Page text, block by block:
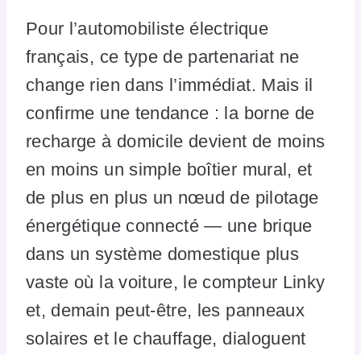
Pour l’automobiliste électrique
français, ce type de partenariat ne
change rien dans l’immédiat. Mais il
confirme une tendance : la borne de
recharge à domicile devient de moins
en moins un simple boîtier mural, et
de plus en plus un nœud de pilotage
énergétique connecté — une brique
dans un système domestique plus
vaste où la voiture, le compteur Linky
et, demain peut-être, les panneaux
solaires et le chauffage, dialoguent